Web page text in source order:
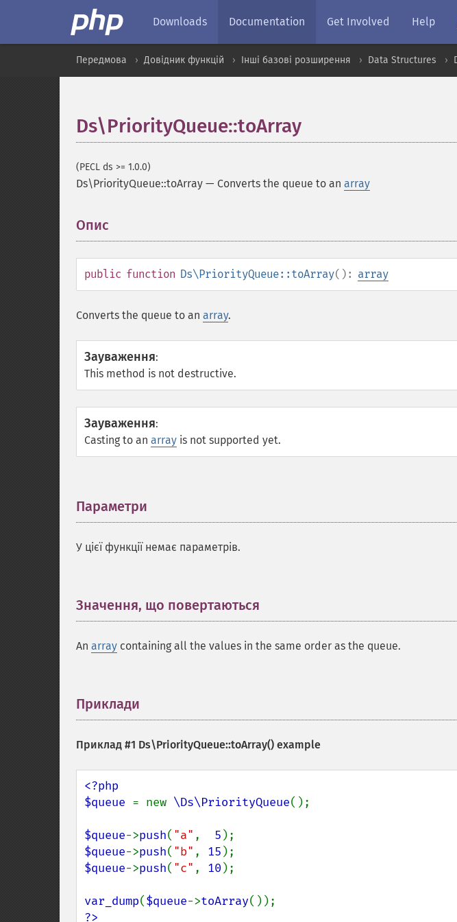
Downloads Documentation Get Involved Help
Передмова Довідник функцій Інші базові розширення Data Structures
Ds\PriorityQueue::toArray
(PECL ds >= 1.0.0)
Ds\PriorityQueue::toArray — Converts the queue to an array
Опис
public function Ds\PriorityQueue::toArray(): array
Converts the queue to an array.
Зауваження:
This method is not destructive.
Зауваження:
Casting to an array is not supported yet.
Параметри
У цієї функції немає параметрів.
Значення, що повертаються
An array containing all the values in the same order as the queue.
Приклади
Приклад #1 Ds\PriorityQueue::toArray() example
<?php
$queue = new \Ds\PriorityQueue();
$queue->push( "a" , 5
$queue->push( "b" , 15
$queue->push( "c" , 10 );
var_dump($queue->toArray
?>